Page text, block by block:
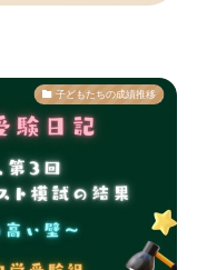
子どもたちの成績推移